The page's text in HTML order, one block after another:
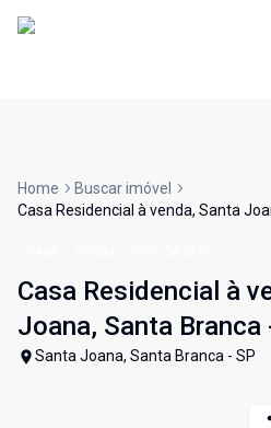
Home
Buscar imóvel
Casa Residencial à venda, Santa
Casa Residencial à
Joana, Santa Branca
Santa Joana, Santa Branca - SP